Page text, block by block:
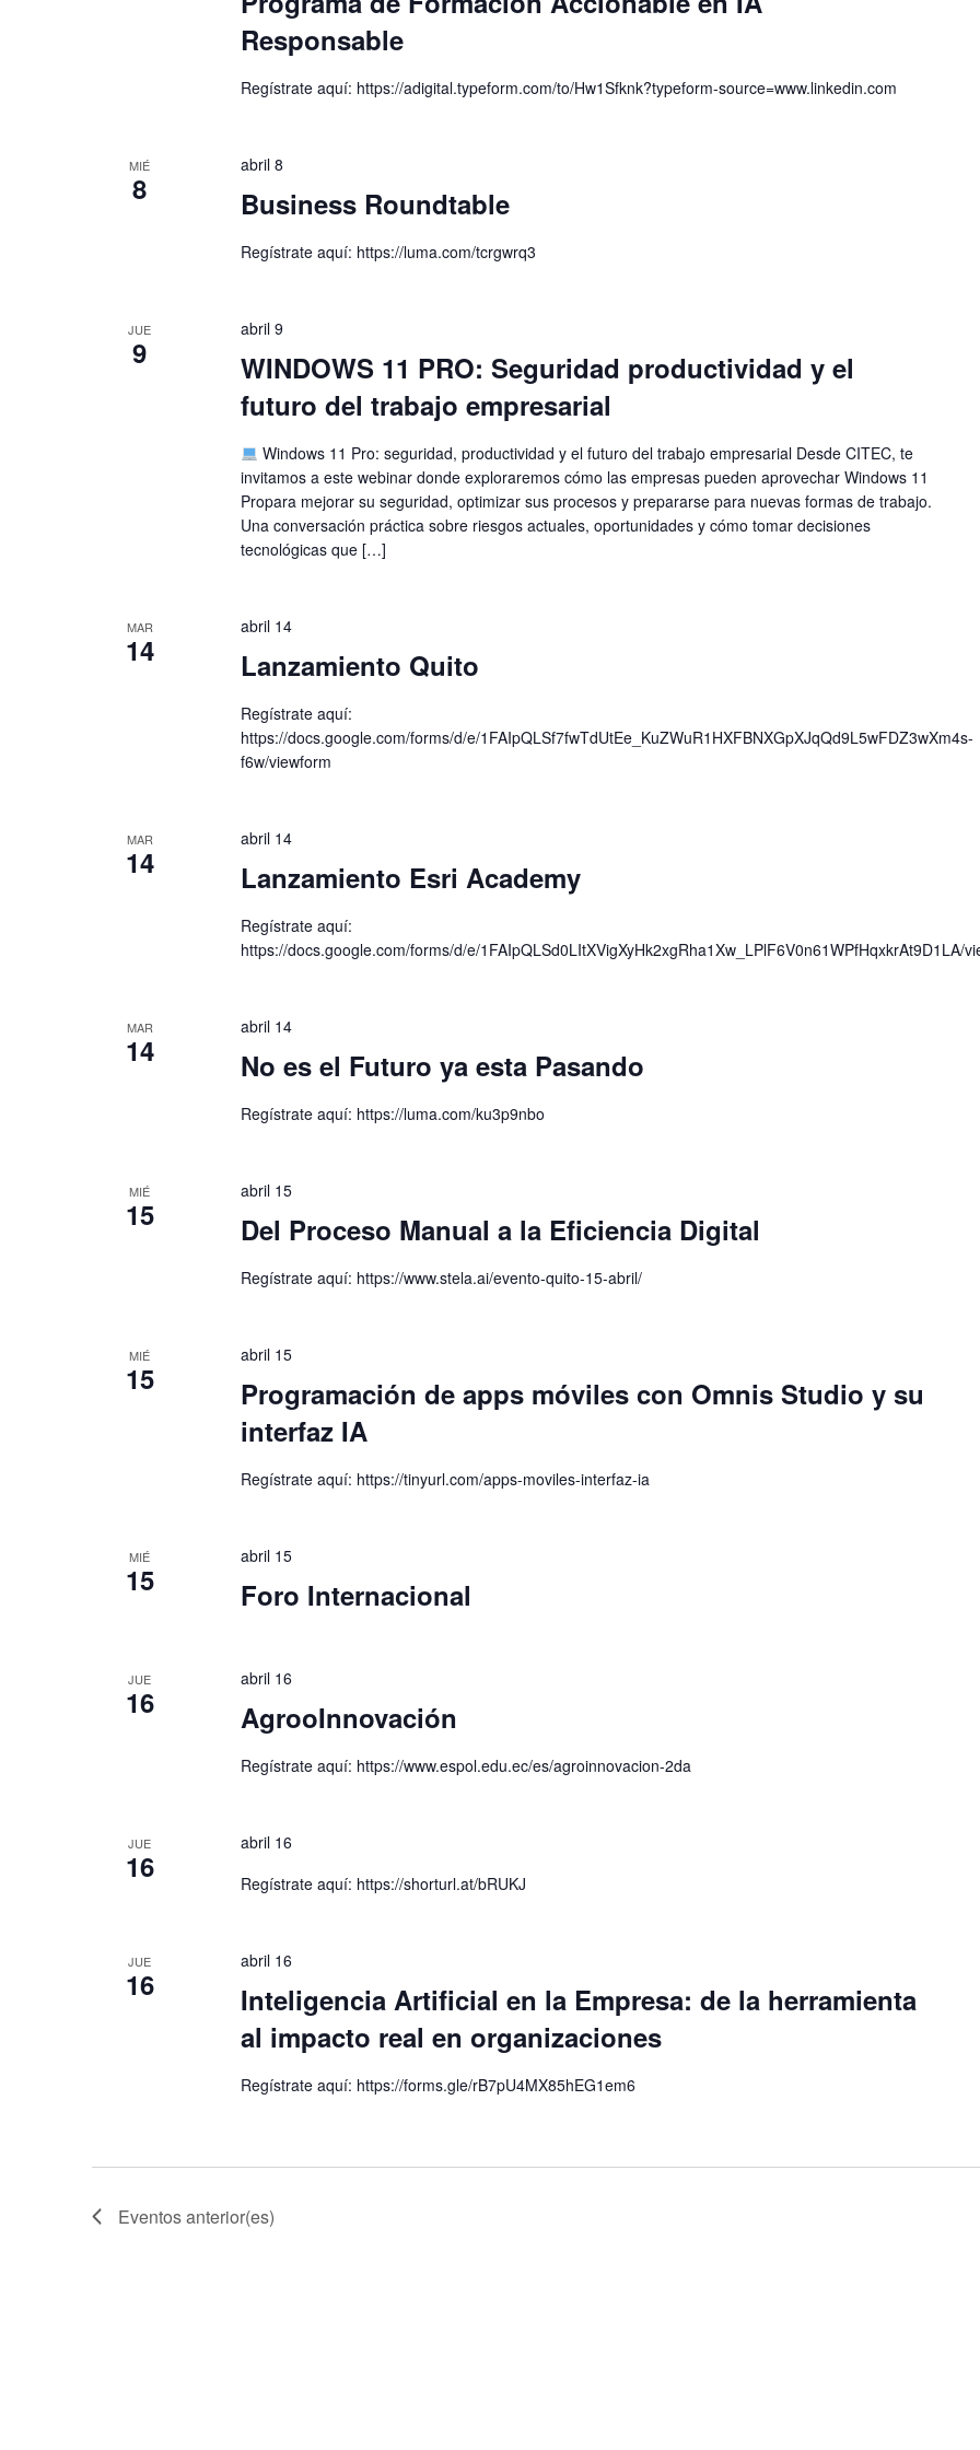
Responsable
Regístrate aquí: https://adigital.typeform.com/to/Hw1Sfknk?typeform-source=www.linkedin.com
MIÉ
8
abril 8
Business Roundtable
Regístrate aquí: https://luma.com/tcrgwrq3
JUE
9
abril 9
WINDOWS 11 PRO: Seguridad productividad y el
futuro del trabajo empresarial
Windows 11 Pro: seguridad, productividad y el futuro del trabajo empresarial Desde CITEC, te
invitamos a este webinar donde exploraremos cómo las empresas pueden aprovechar Windows 11
Propara mejorar su seguridad, optimizar sus procesos y prepararse para nuevas formas de trabajo.
Una conversación práctica sobre riesgos actuales, oportunidades y cómo tomar decisiones
tecnológicas que […]
MAR
14
abril 14
Lanzamiento Quito
Regístrate aquí:
https://docs.google.com/forms/d/e/1FAIpQLSf7fwTdUtEe_KuZWuR1HXFBNXGpXJqQd9L5wFDZ3wXm4s-
f6w/viewform
MAR
14
abril 14
Lanzamiento Esri Academy
Regístrate aquí:
https://docs.google.com/forms/d/e/1FAIpQLSd0LItXVigXyHk2xgRha1Xw_LPlF6V0n61WPfHqxkrAt9D1LA/
MAR
14
abril 14
No es el Futuro ya esta Pasando
Regístrate aquí: https://luma.com/ku3p9nbo
MIÉ
15
abril 15
Del Proceso Manual a la Eficiencia Digital
Regístrate aquí: https://www.stela.ai/evento-quito-15-abril/
MIÉ
15
abril 15
Programación de apps móviles con Omnis Studio y su
interfaz IA
Regístrate aquí: https://tinyurl.com/apps-moviles-interfaz-ia
MIÉ
15
abril 15
Foro Internacional
JUE
16
abril 16
AgrooInnovación
Regístrate aquí: https://www.espol.edu.ec/es/agroinnovacion-2da
JUE
16
abril 16
Regístrate aquí: https://shorturl.at/bRUKJ
JUE
16
abril 16
Inteligencia Artificial en la Empresa: de la herramienta
al impacto real en organizaciones
Regístrate aquí: https://forms.gle/rB7pU4MX85hEG1em6
Eventosanterior(es)